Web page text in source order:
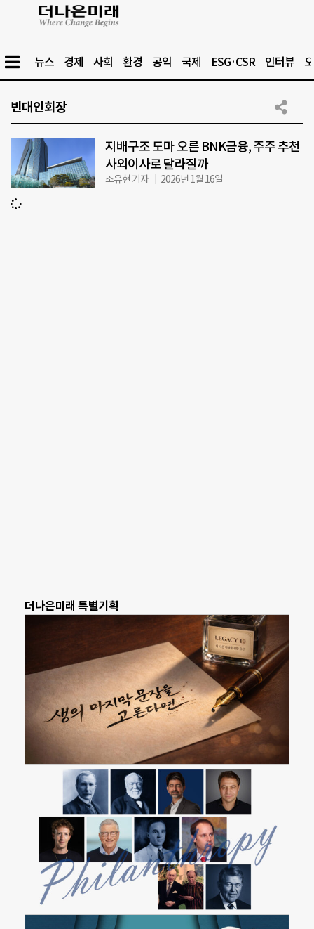
뉴스 경제 사회 환경 공익 국제 ESG·CSR 인터뷰
빈대인회장
지배구조 도마 오른 BNK금융, 주주 추천
사외이사로 달라질까
조유현 기자 2026년 1월 16일
더나은미래 특별기획